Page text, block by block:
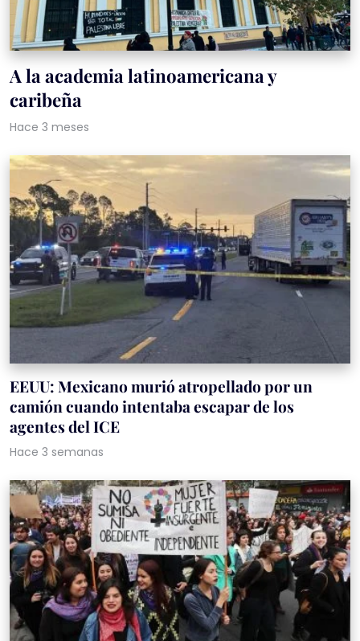
A la academia latinoamericana y
caribeña
Hace 3 meses
EEUU: Mexicano murió atropellado por un
camión cuando intentaba escapar de los
agentes del ICE
Hace 3 semanas